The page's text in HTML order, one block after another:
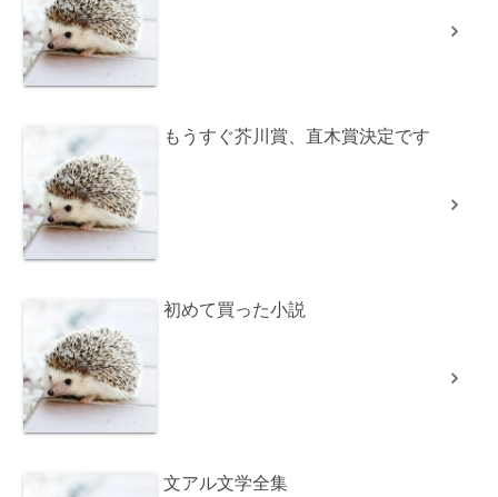
もうすぐ芥川賞、直木賞決定です
初めて買った小説
文アル文学全集